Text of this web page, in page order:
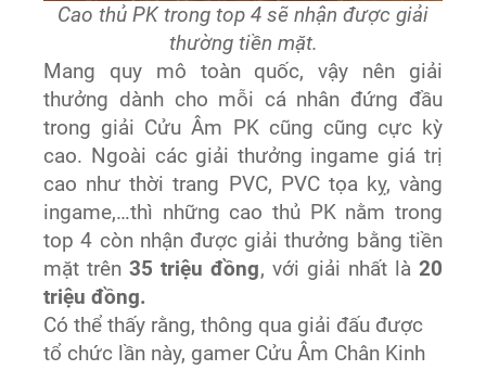
Cao thủ PK trong top 4 sẽ nhận được giải
thường tiền mặt.
Mang quy mô toàn quốc, vậy nên giải
thưởng dành cho mỗi cá nhân đứng đầu
trong giải Cửu Âm PK cũng cũng cực kỳ
cao. Ngoài các giải thưởng ingame giá trị
cao như thời trang PVC, PVC tọa kỵ, vàng
ingame,…thì những cao thủ PK nằm trong
top 4 còn nhận được giải thưởng bằng tiền
mặt trên35 triệu đồng, với giải nhất là 20
triệu đồng.
Có thể thấy rằng, thông qua giải đấu được
tổ chức lần này, gamer Cửu Âm Chân Kinh